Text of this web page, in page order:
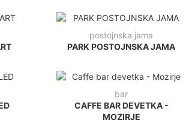
postojnska jama
PARK POSTOJNSKA JAMA
bar
CAFFE BAR DEVETKA -
MOZIRJE